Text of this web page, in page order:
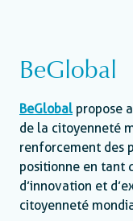
BeGlobal
BeGlobal propose
de la citoyenneté
renforcement des
positionne en tant
d’innovation et
citoyenneté